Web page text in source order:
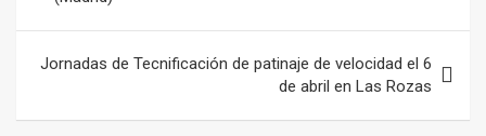
entradas
Jornadas de Tecnificación de patinaje de velocidad el 6
de abril en Las Rozas